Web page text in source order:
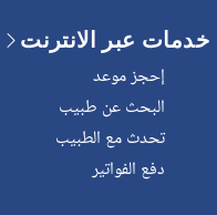
خدمات عبر الانترنت
إحجز موعد
البحث عن طبيب
تحدث مع الطبيب
دفع الفواتير